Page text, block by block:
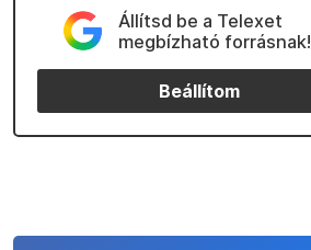
Állítsd be a Telexet
megbízható forrásnak!
Beállítom